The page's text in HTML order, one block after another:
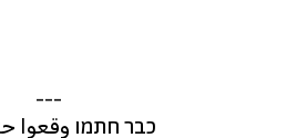
---
כבר חתמו وقعوا